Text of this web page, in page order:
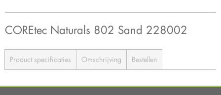
COREtec Naturals 802 Sand 228002
Product specificaties Omschrijving Bestellen